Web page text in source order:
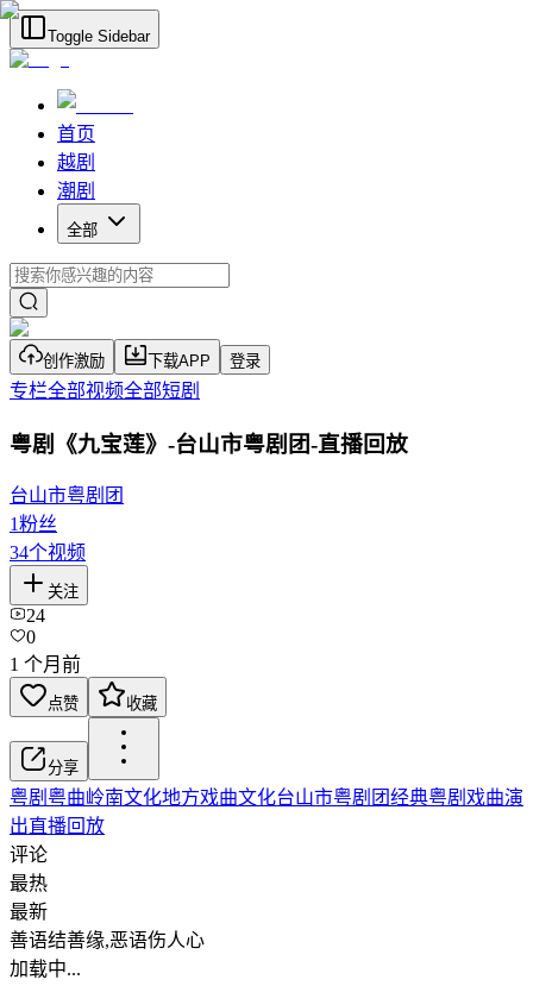
Toggle Sidebar
首页
越剧
潮剧
全部
创作激励 下载APP 登录
专栏全部视频全部短剧
粤剧《九宝莲》-台山市粤剧团-直播回放
台山市粤剧团
1粉丝
34个视频
关注
24
0
1 个月前
点赞 收藏
分享
粤剧粤曲岭南文化地方戏曲文化台山市粤剧团经典粤剧 戏曲演
出直播回放
评论
最热
最新
善语结善缘,恶语伤人心
加载中...